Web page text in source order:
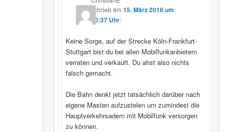
schriebam 15. März 2018 um
10:37 Uhr:
Keine Sorge, auf der Strecke Köln-Frankfurt-
Stuttgart bist du bei allen Mobilfunkanbietern
verraten und verkauft. Du ahst also nichts
falsch gemacht.
Die Bahn denkt jetzt tatsächlich darüber nach
eigene Masten aufzustelen um zumindest die
Hauptverkehrsadern mit Mobilfunk versorgen
zu können.